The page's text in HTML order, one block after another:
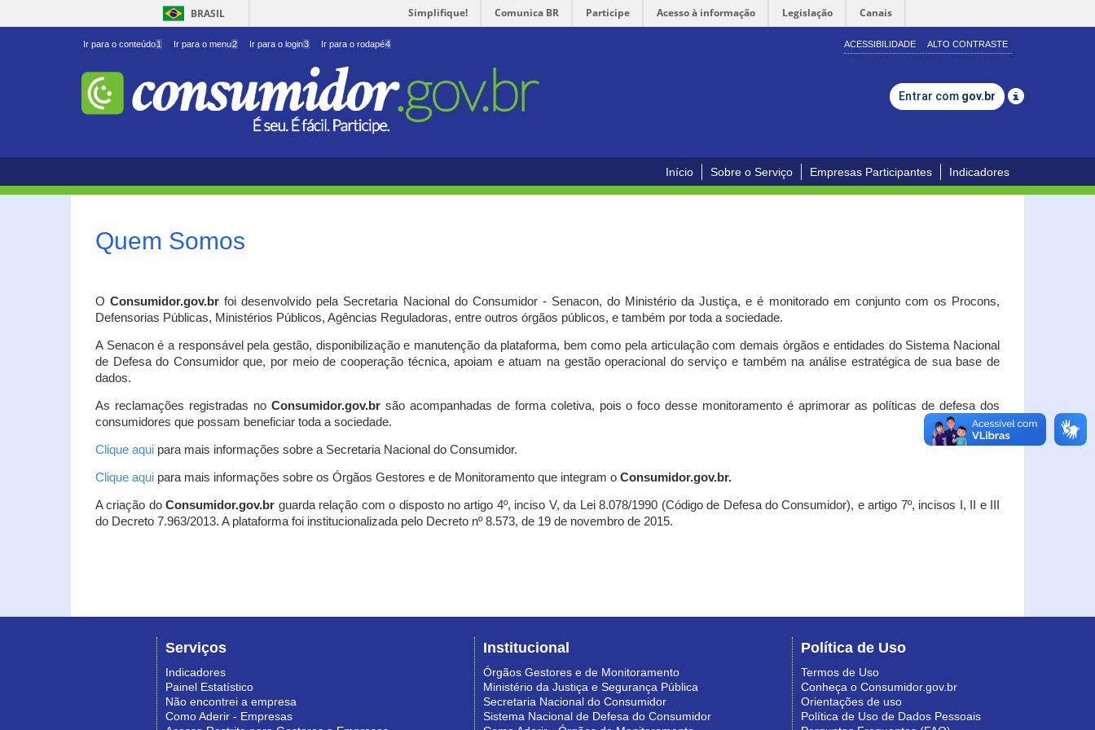
BRASIL Simplifique! Comunica BR Participe Acesso à informação Legislação Canais
Ir para o conteúdo1 Ir para o menu2 Ir para o login3 Ir para o rodapé4 ACESSIBILIDADE ALTO CONTRASTE
Entrar com gov.br
Início Sobre o Serviço Empresas Participantes Indicadores
Quem Somos
OConsumidor.gov.br foi desenvolvido pela Secretaria Nacional do Consumidor - Senacon, do Ministério da Justiça, e é monitorado em conjunto com os Procons,
Defensorias Públicas, Ministérios Públicos, Agências Reguladoras, entre outros órgãos públicos, e também por toda a sociedade.
A Senacon é a responsável pela gestão, disponibilização e manutenção da plataforma, bem como pela articulação com demais órgãos e entidades do Sistema Nacional
de Defesa do Consumidor que, por meio de cooperação técnica, apoiam e atuam na gestão operacional do serviço e também na análise estratégica de sua base de
dados.
As reclamações registradas no Consumidor.gov.brsão acompanhadas de forma coletiva, pois o foco desse monitoramento é aprimorar as políticas de defesa dos
consumidores que possam beneficiar toda a sociedade.
Clique aqui para mais informações sobre a Secretaria Nacional do Consumidor.
Clique aqui para mais informações sobre os Órgãos Gestores e de Monitoramento que integram o Consumidor.gov.br.
A criação doConsumidor.gov.br guarda relação com o disposto no artigo 4º, inciso V, da Lei 8.078/1990 (Código de Defesa do Consumidor), e artigo 7º, incisos I, II e III
do Decreto 7.963/2013. A plataforma foi institucionalizada pelo Decreto nº 8.573, de 19 de novembro de 2015.
Serviços
Indicadores
Painel Estatístico
Não encontrei a empresa
Como Aderir - Empresas
Institucional
Órgãos Gestores e de Monitoramento
Ministério da Justiça e Segurança Pública
Secretaria Nacional do Consumidor
Sistema Nacional de Defesa do Consumidor
Política de Uso
Termos de Uso
Conheça o Consumidor.gov.br
Orientações de uso
Política de Uso de Dados Pessoais